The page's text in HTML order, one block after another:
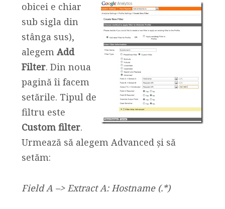
obicei e chiar
sub sigla din
stânga sus),
alegem Add
Filter. Din noua
pagină îi facem
setările. Tipul de
filtru este
Custom filter.
Urmează să alegem Advanced și să
setăm:
Field A –> Extract A: Hostname (.*)